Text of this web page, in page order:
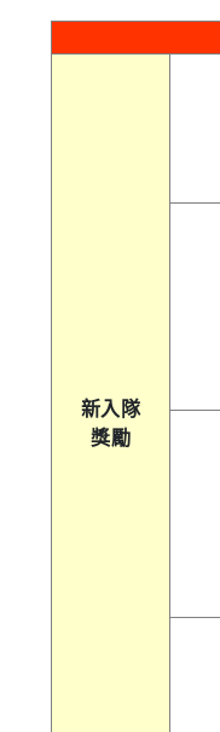
新入隊
獎勵